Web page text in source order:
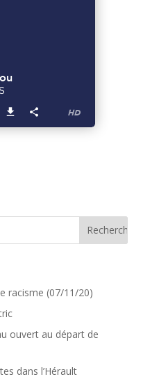
racisme (07/11/20)
ouvert au départ de
dans l’Hérault